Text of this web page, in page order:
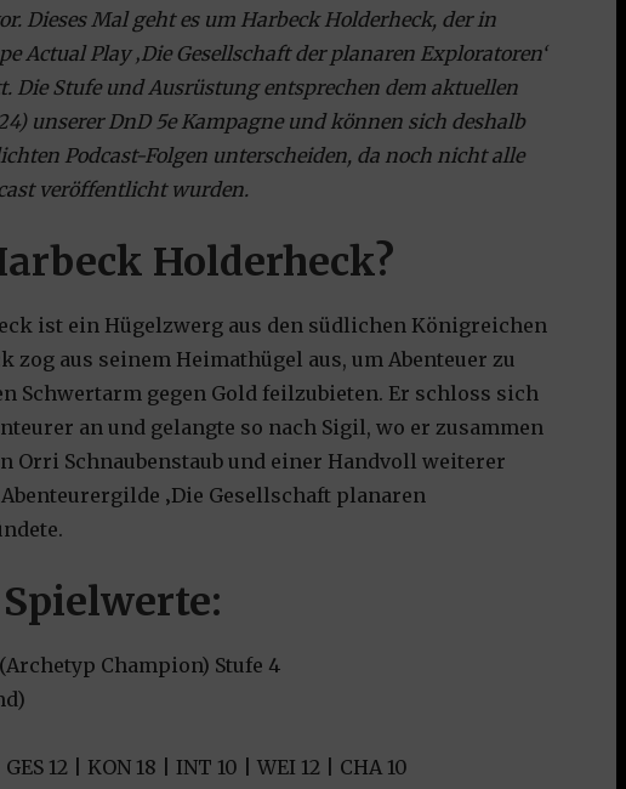
Dieses Mal geht es um Harbeck Holderheck, der in
Actual Play ‚Die Gesellschaft der planaren Exploratoren‘
Die Stufe und Ausrüstung entsprechen dem aktuellen
unserer DnD 5e Kampagne und können sich deshalb
Podcast-Folgen unterscheiden, da noch nicht alle
veröffentlicht wurden.
Holderheck?
ist ein Hügelzwerg aus den südlichen Königreichen
zog aus seinem Heimathügel aus, um Abenteuer zu
Schwertarm gegen Gold feilzubieten. Er schloss sich
an und gelangte so nach Sigil, wo er zusammen
Orri Schnaubenstaub und einer Handvoll weiterer
‚Die Gesellschaft planaren
Champion) Stufe 4
12 | KON 18 | INT 10 | WEI 12 | CHA 10